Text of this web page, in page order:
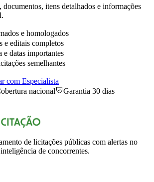
documentos, itens detalhados e informações
e homologados
e editais completos
e datas importantes
semelhantes
com Especialista
nacional Garantia 30 dias
de licitações públicas com alertas no
de concorrentes.